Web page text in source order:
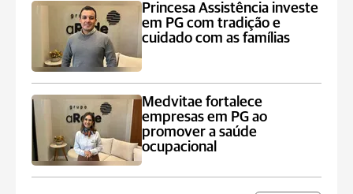
Princesa Assistência investe
em PG com tradição e
cuidado com as famílias
Medvitae fortalece
empresas em PG ao
promover a saúde
ocupacional